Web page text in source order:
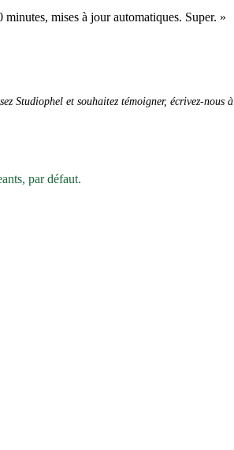
mises à jour automatiques. Super. »
Studiophel et souhaitez témoigner, écrivez-nous à
par défaut.